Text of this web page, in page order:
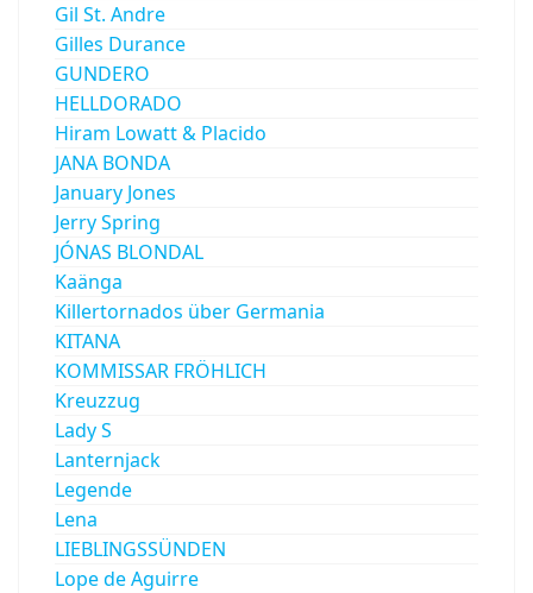
Gil St. Andre
Gilles Durance
GUNDERO
HELLDORADO
Hiram Lowatt & Placido
JANA BONDA
January Jones
Jerry Spring
JÓNAS BLONDAL
Kaänga
Killertornados über Germania
KITANA
KOMMISSAR FRÖHLICH
Kreuzzug
Lady S
Lanternjack
Legende
Lena
LIEBLINGSSÜNDEN
Lope de Aguirre